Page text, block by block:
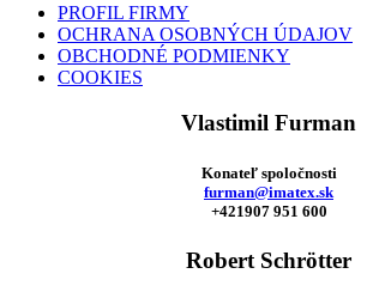
PROFIL FIRMY
OCHRANA OSOBNÝCH ÚDAJOV
OBCHODNÉ PODMIENKY
COOKIES
Vlastimil Furman
Konateľ spoločnosti
furman@imatex.sk
+421907 951 600
Robert Schrötter